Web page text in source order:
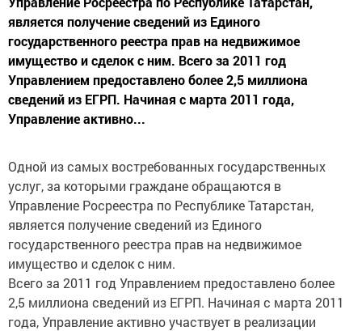
является получение сведений из Единого
государственного реестра прав на недвижимое
имущество и сделок с ним. Всего за 2011 год
Управлением предоставлено более 2,5 миллиона
сведений из ЕГРП. Начиная с марта 2011 года,
Управление активно...
Одной из самых востребованных государственных
услуг, за которыми граждане обращаются в
Управление Росреестра по Республике Татарстан,
является получение сведений из Единого
государственного реестра прав на недвижимое
имущество и сделок с ним.
Всего за 2011 год Управлением предоставлено более
2,5 миллиона сведений из ЕГРП. Начиная с марта 2011
года, Управление активно участвует в реализации